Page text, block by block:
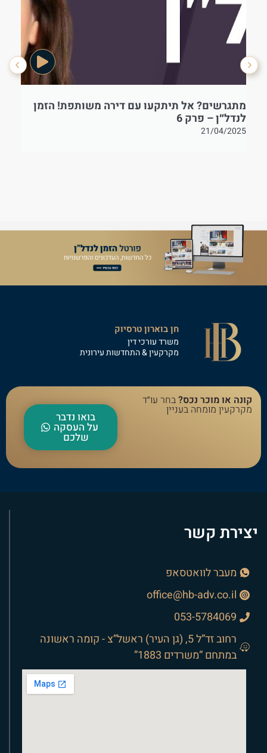
מתגרשים? אל תיתקעו עם דירה משותפת! הזמן
לנדל״ן – פרק 6
21/04/2025
חן בוארון טרסיוק
משרד עורכי דין
מקרקעין & התחדשות עירונית
קונה או מוכר נכס?בחר עו״ד
מקרקעין מומחה בעניין בואו נדבר
על העסקה
שלכם
יצירת קשר
מעבר לוואטסאפ
office@hb-adv.co.il
053-5784069
רחוב זד”ל 5, (גן העיר) ראשל”צ - קומה ראשונה
במתחם “משרדים 1883”